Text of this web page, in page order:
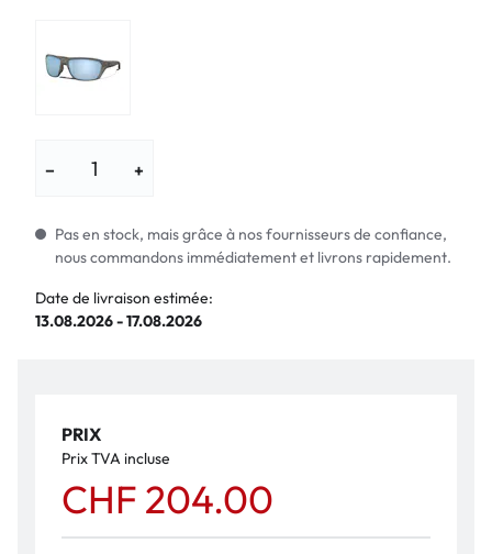
− +
Pas en stock, mais grâce à nos fournisseurs de confiance,
nous commandons immédiatement et livrons rapidement.
Date de livraison estimée:
13.08.2026 - 17.08.2026
PRIX
Prix TVA incluse
CHF 204.00